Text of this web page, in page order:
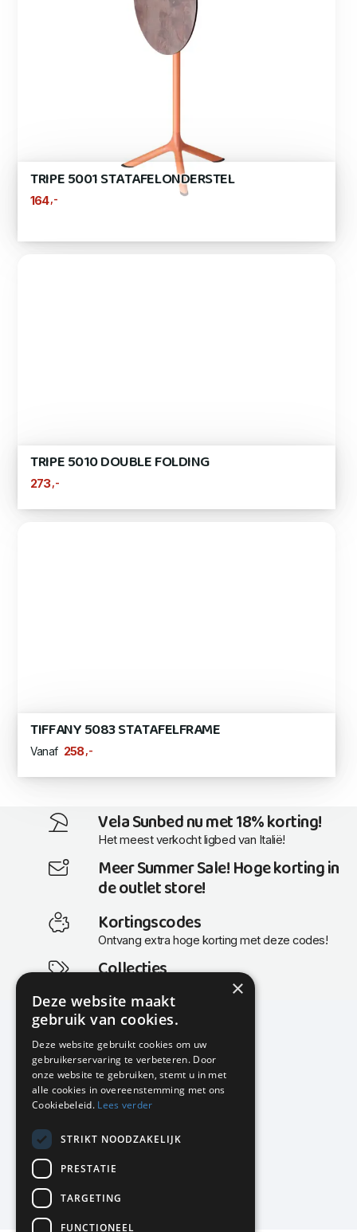
TRIPE 5001 STATAFELONDERSTEL
164,-
TRIPE 5010 DOUBLE FOLDING
273 ,-
TIFFANY 5083 STATAFELFRAME
Vanaf 258 ,-
Vela Sunbed nu met 18% korting!
Het meest verkocht ligbed van Italië!
Meer Summer Sale! Hoge korting in
de outlet store!
Kortingscodes
Ontvang extra hoge korting met deze codes!
Collecties
Actuele en populaire collecties
KMP Kantoormeubilair
Airport Business Park
Frankfurtstraat 29-31
1175 RH Lijnden
020-617 01 26
info@kmpkantoormeubilair.nl
Facebook
Instagram
×
Deze website maakt
gebruik van cookies.
Deze website gebruikt cookies om uw
gebruikerservaring te verbeteren. Door
onze website te gebruiken, stemt u in met
alle cookies in overeenstemming met ons
Cookiebeleid. Lees verder
STRIKT NOODZAKELIJK
PRESTATIE
TARGETING
FUNCTIONEEL